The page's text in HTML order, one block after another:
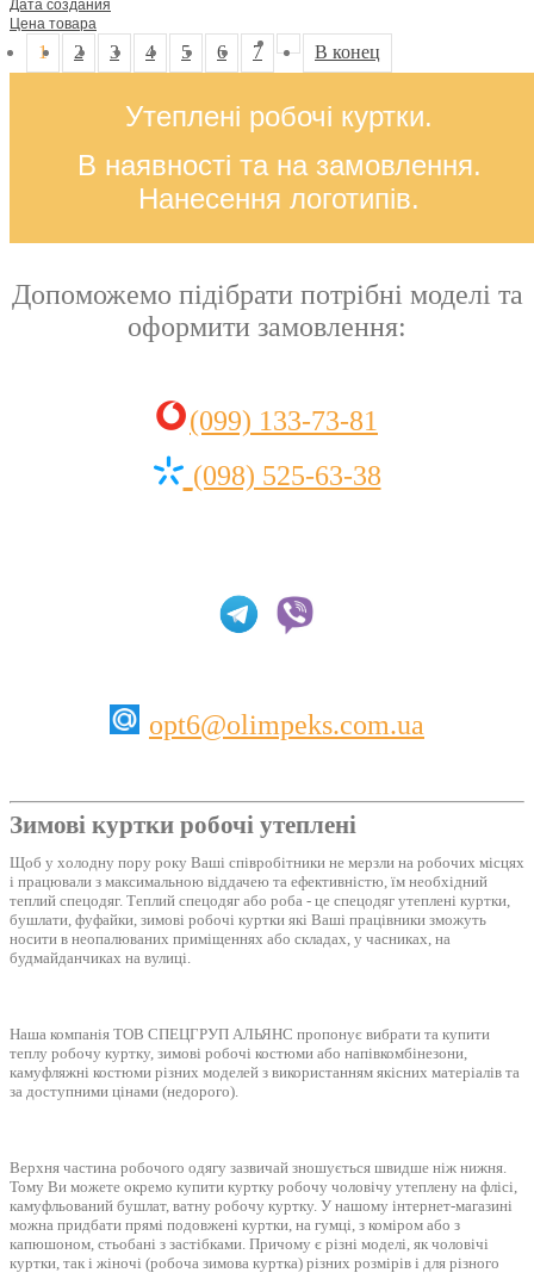
Дата создания
Цена товара
1 2 3 4 5 6 7 В конец
Утеплені робочі куртки.
В наявності та на замовлення.
Нанесення логотипів.
Допоможемо підібрати потрібні моделі та
оформити замовлення:
(099) 133-73-81
(098) 525-63-38
opt6@olimpeks.com.ua
Зимові куртки робочі утеплені
Щоб у холодну пору року Ваші співробітники не мерзли на робочих місцях
і працювали з максимальною віддачею та ефективністю, їм необхідний
теплий спецодяг. Теплий спецодяг або роба - це спецодяг утеплені куртки,
бушлати, фуфайки, зимові робочі куртки які Ваші працівники зможуть
носити в неопалюваних приміщеннях або складах, у часниках, на
будмайданчиках на вулиці.
Наша компанія ТОВ СПЕЦГРУП АЛЬЯНС пропонує вибрати та купити
теплу робочу куртку, зимові робочі костюми або напівкомбінезони,
камуфляжні костюми різних моделей з використанням якісних матеріалів та
за доступними цінами (недорого).
Верхня частина робочого одягу зазвичай зношується швидше ніж нижня.
Тому Ви можете окремо купити куртку робочу чоловічу утеплену на флісі,
камуфльований бушлат, ватну робочу куртку. У нашому інтернет-магазині
можна придбати прямі подовжені куртки, на гумці, з коміром або з
капюшоном, стьобані з застібками. Причому є різні моделі, як чоловічі
куртки, так і жіночі (робоча зимова куртка) різних розмірів і для різного